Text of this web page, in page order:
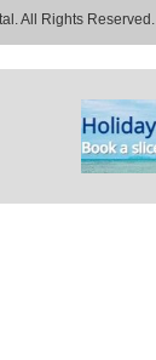
All Rights Reserved.